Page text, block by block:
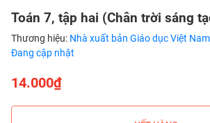
Toán 7, tập hai (Chân trời sáng
Thương hiệu: Nhà xuất bản Giáo dục Việt Nam
Đang cập nhật
14.000₫